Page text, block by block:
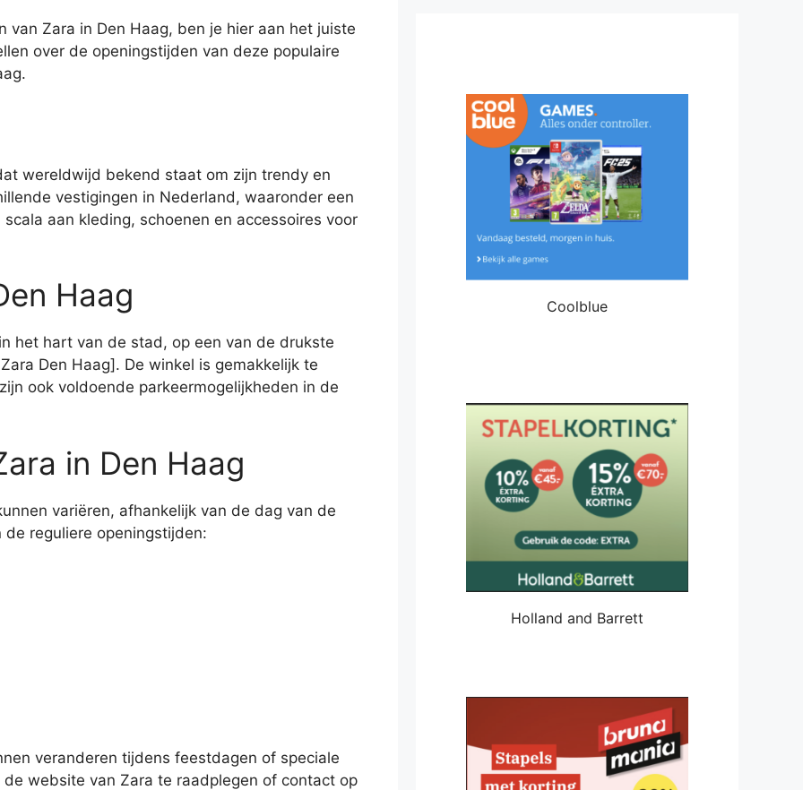
Zara in Den Haag, ben je hier aan het juiste
over de openingstijden van deze populaire
wereldwijd bekend staat om zijn trendy en
vestigingen in Nederland, waaronder een
aan kleding, schoenen en accessoires voor
Haag
het hart van de stad, op een van de drukste
Den Haag]. De winkel is gemakkelijk te
ook voldoende parkeermogelijkheden in de
in Den Haag
variëren, afhankelijk van de dag van de
reguliere openingstijden:
veranderen tijdens feestdagen of speciale
website van Zara te raadplegen of contact op
Coolblue
Holland and Barrett